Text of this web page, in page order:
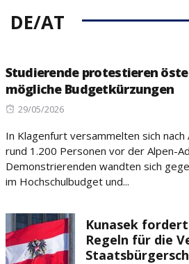
DE/AT
Studierende protestieren
mögliche Budgetkürzungen
Posted
29/05/2026
In Klagenfurt versammelten sich
rund 1.200 Personen vor der Alpen-
Demonstrierenden wandten sich
im Hochschulbudget und...
Kunasek
Regeln für die